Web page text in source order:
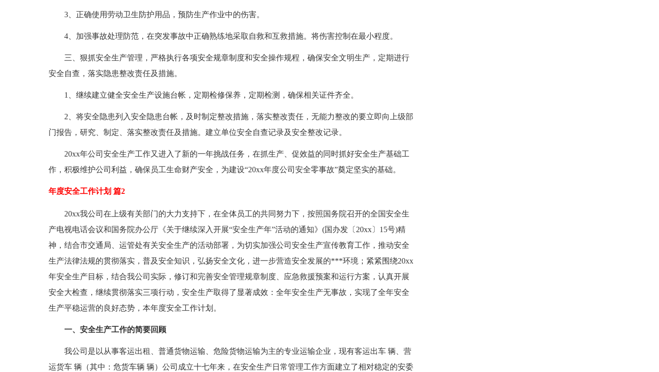
3、正确使用劳动卫生防护用品，预防生产作业中的伤害。
4、加强事故处理防范，在突发事故中正确熟练地采取自救和互救措施。将伤害控制在最小程度。
三、狠抓安全生产管理，严格执行各项安全规章制度和安全操作规程，确保安全文明生产，定期进行
安全自查，落实隐患整改责任及措施。
1、继续建立健全安全生产设施台帐，定期检修保养，定期检测，确保相关证件齐全。
2、将安全隐患列入安全隐患台帐，及时制定整改措施，落实整改责任，无能力整改的要立即向上级部
门报告，研究、制定、落实整改责任及措施。建立单位安全自查记录及安全整改记录。
20xx年公司安全生产工作又进入了新的一年挑战任务，在抓生产、促效益的同时抓好安全生产基础工
作，积极维护公司利益，确保员工生命财产安全，为建设“20xx年度公司安全零事故”奠定坚实的基础。
年度安全工作计划 篇2
20xx我公司在上级有关部门的大力支持下，在全体员工的共同努力下，按照国务院召开的全国安全生
产电视电话会议和国务院办公厅《关于继续深入开展“安全生产年”活动的通知》(国办发〔20xx〕15号)精
神，结合市交通局、运管处有关安全生产的活动部署，为切实加强公司安全生产宣传教育工作，推动安全
生产法律法规的贯彻落实，普及安全知识，弘扬安全文化，进一步营造安全发展的***环境；紧紧围绕20xx
年安全生产目标，结合我公司实际，修订和完善安全管理规章制度、应急救援预案和运行方案，认真开展
安全大检查，继续贯彻落实三项行动，安全生产取得了显著成效：全年安全生产无事故，实现了全年安全
生产平稳运营的良好态势，本年度安全工作计划。
一、安全生产工作的简要回顾
我公司是以从事客运出租、普通货物运输、危险货物运输为主的专业运输企业，现有客运出车 辆、营
运货车 辆（其中：危货车辆 辆）公司成立十七年来，在安全生产日常管理工作方面建立了相对稳定的安委